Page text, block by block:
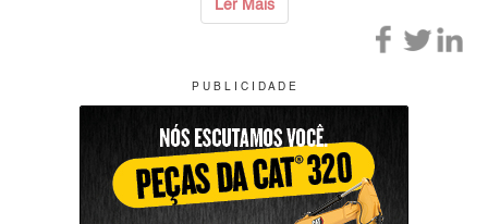
Ler Mais
P U B L I C I D A D E